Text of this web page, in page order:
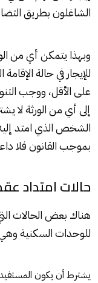
الشاغلون بطريق
وبهذا يتمكن أي من
للإيجار في حالة
على الأقل، ووجب
إلى أي من الورثة لا
الشخص الذي امتد
بموجب القانون فلا
حالات امتداد
هناك بعض الحالات
للوحدات السكنية
يشترط أن يكون المستفيد